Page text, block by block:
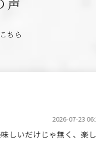
ちら
2026-07-23 06:17:34
ゃ無く、楽しい